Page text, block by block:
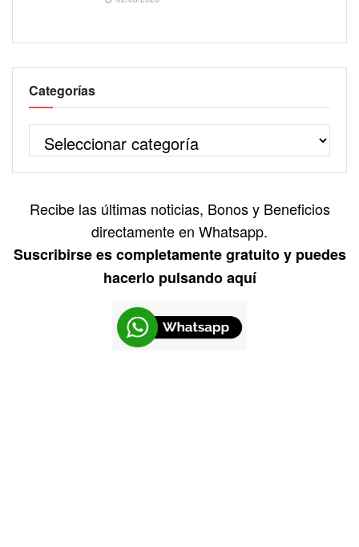
Categorías
Recibe las últimas noticias, Bonos y Beneficios
directamente en Whatsapp.
Suscribirse es completamente gratuito y puedes
hacerlo pulsando aquí